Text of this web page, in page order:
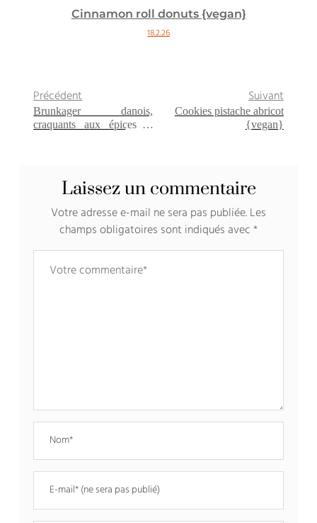
Cinnamon roll donuts {vegan}
18.2.26
Précédent
Brunkager danois,
craquants aux épices et
Suivant
Cookies pistache abricot
{vegan}
Laissez un commentaire
Votre adresse e-mail ne sera pas publiée.Les
champs obligatoires sont indiqués avec*